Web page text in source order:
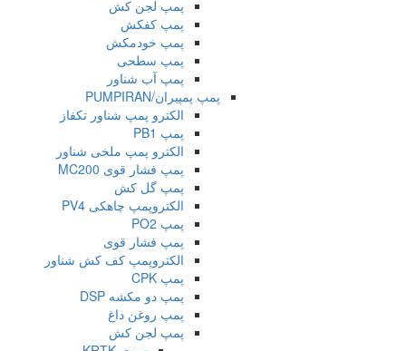
پمپ لجن کش
پمپ کفکش
پمپ خودمکش
پمپ سطحی
پمپ آب شناور
پمپ پمپیران/PUMPIRAN
الکترو پمپ شناور تکفاز
پمپ PB1
الکترو پمپ ملخی شناور
پمپ فشار قوی MC200
پمپ گل کش
الکتروپمپ چاهکی PV4
پمپ PO2
پمپ فشار قوی
الکتروپمپ کف کش شناور
پمپ CPK
پمپ دو مکشه DSP
پمپ روغن داغ
پمپ لجن کش